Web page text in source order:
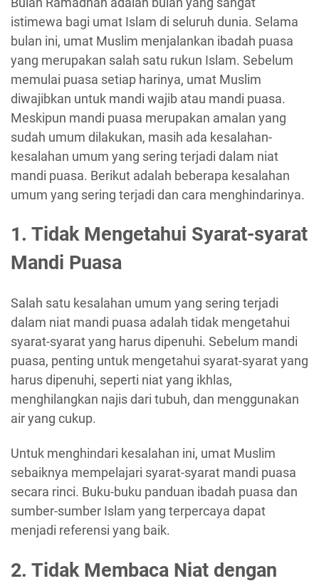
istimewa bagi umat Islam di seluruh dunia. Selama
bulan ini, umat Muslim menjalankan ibadah puasa
yang merupakan salah satu rukun Islam. Sebelum
memulai puasa setiap harinya, umat Muslim
diwajibkan untuk mandi wajib atau mandi puasa.
Meskipun mandi puasa merupakan amalan yang
sudah umum dilakukan, masih ada kesalahan-
kesalahan umum yang sering terjadi dalam niat
mandi puasa. Berikut adalah beberapa kesalahan
umum yang sering terjadi dan cara menghindarinya.
1. Tidak Mengetahui Syarat-syarat
Mandi Puasa
Salah satu kesalahan umum yang sering terjadi
dalam niat mandi puasa adalah tidak mengetahui
syarat-syarat yang harus dipenuhi. Sebelum mandi
puasa, penting untuk mengetahui syarat-syarat yang
harus dipenuhi, seperti niat yang ikhlas,
menghilangkan najis dari tubuh, dan menggunakan
air yang cukup.
Untuk menghindari kesalahan ini, umat Muslim
sebaiknya mempelajari syarat-syarat mandi puasa
secara rinci. Buku-buku panduan ibadah puasa dan
sumber-sumber Islam yang terpercaya dapat
menjadi referensi yang baik.
2. Tidak Membaca Niat dengan